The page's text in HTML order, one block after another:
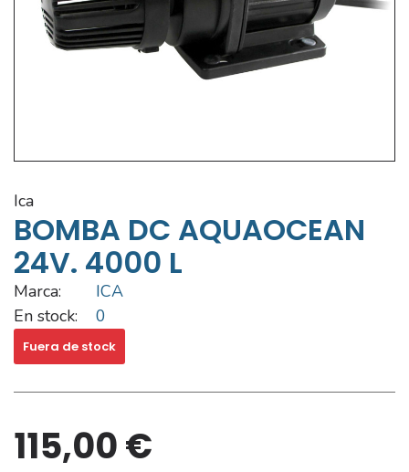
ica
BOMBA DC AQUAOCEAN
24V. 4000 L
Marca:
ICA
En stock:
0
Fuera de stock
115,00 €